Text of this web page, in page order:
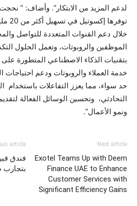
لدعم المزيد من الابتكار”. وأضاف: ” نحجت
خلال دعم القنوات المتعددة للتواصل
الموظفين والروبوتات، وتعمل الحلول
بتقنيات الذكاء الاصطناعي المتطورة
خدمة العملاء والروبوتات ودعم
حد سواء، مما يعزز التفاعلات باستخدام
التحادثي، وتحسين الوسائل الفعالة
ونمو الأعمال”.
article
فندق
بتجارب
Next article
Exotel Teams Up with Deem
Finance UAE to Enhance
Customer Services with
Significant Efficiency Gains